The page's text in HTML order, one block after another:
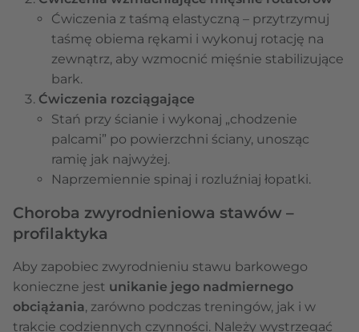
Ćwiczenia z taśmą elastyczną – przytrzymuj
taśmę obiema rękami i wykonuj rotację na
zewnątrz, aby wzmocnić mięśnie stabilizujące
bark.
Ćwiczenia rozciągające
Stań przy ścianie i wykonaj „chodzenie
palcami” po powierzchni ściany, unosząc
ramię jak najwyżej.
Naprzemiennie spinaj i rozluźniaj łopatki.
Choroba zwyrodnieniowa stawów –
profilaktyka
Aby zapobiec zwyrodnieniu stawu barkowego
konieczne jest unikanie jego nadmiernego
obciążania, zarówno podczas treningów, jak i w
trakcie codziennych czynności. Należy wystrzegać